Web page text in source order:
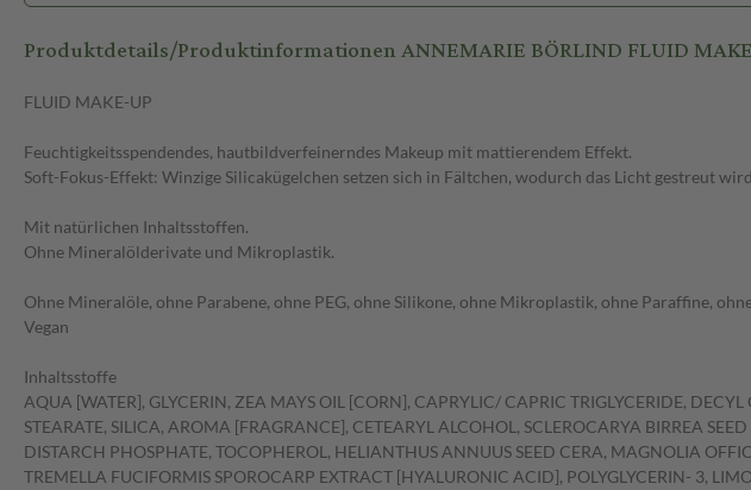
Produktdetails/Produktinformationen ANNEMARIE BÖRLIND FLUID
FLUID MAKE-UP
Feuchtigkeitsspendendes, hautbildverfeinerndes Makeup mit mattierendem Effekt.
Soft-Fokus-Effekt: Winzige Silicakügelchen setzen sich in Fältchen, wodurch das Licht gestreut
Mit natürlichen Inhaltsstoffen.
Ohne Mineralölderivate und Mikroplastik.
Ohne Mineralöle, ohne Parabene, ohne PEG, ohne Silikone, ohne Mikroplastik, ohne Paraffine,
Vegan
Inhaltsstoffe
AQUA [WATER], GLYCERIN, ZEA MAYS OIL [CORN], CAPRYLIC/ CAPRIC TRIGLYCERIDE,
STEARATE, SILICA, AROMA [FRAGRANCE], CETEARYL ALCOHOL, SCLEROCARYA BIRREA
DISTARCH PHOSPHATE, TOCOPHEROL, HELIANTHUS ANNUUS SEED CERA, MAGNOLIA
TREMELLA FUCIFORMIS SPOROCARP EXTRACT [HYALURONIC ACID], POLYGLYCERIN- 3,